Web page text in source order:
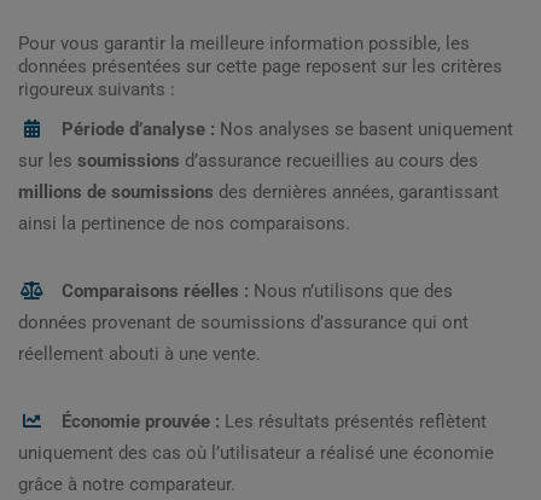
Pour vous garantir la meilleure information possible, les
données présentées sur cette page reposent sur les critères
rigoureux suivants :
Période d’analyse : Nos analyses se basent uniquement
sur les soumissions d’assurance recueillies au cours des
millions de soumissions des dernières années, garantissant
ainsi la pertinence de nos comparaisons.
Comparaisons réelles : Nous n’utilisons que des
données provenant de soumissions d’assurance qui ont
réellement abouti à une vente.
Économie prouvée : Les résultats présentés reflètent
uniquement des cas où l’utilisateur a réalisé une économie
grâce à notre comparateur.